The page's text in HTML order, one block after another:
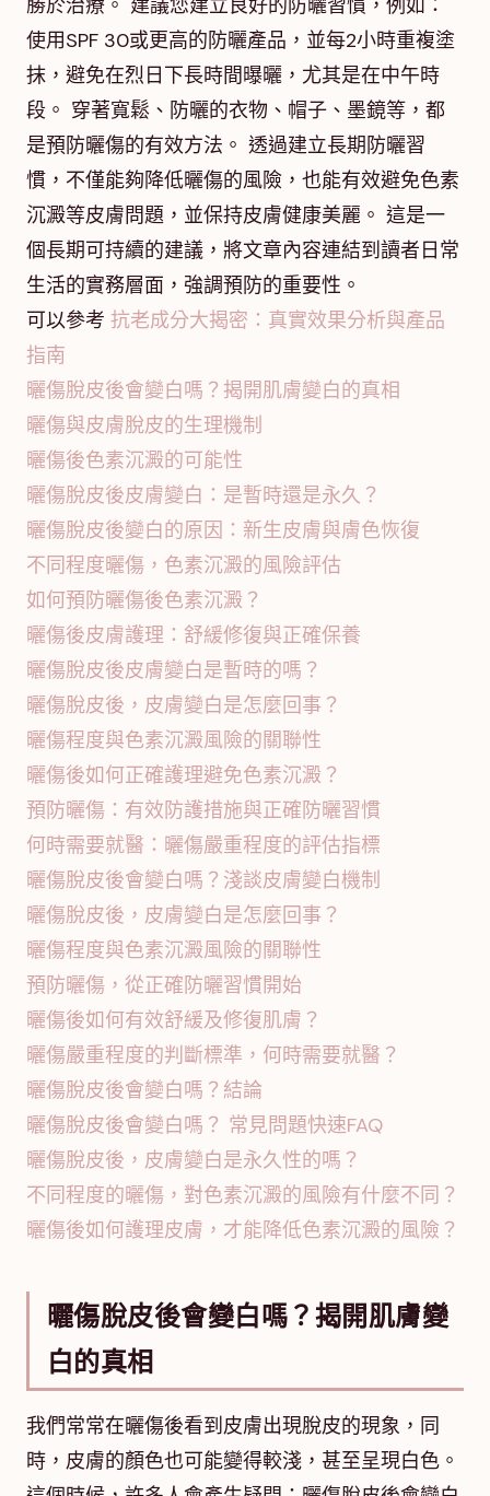
勝於治療。 建議您建立良好的防曬習慣，例如：
使用SPF 30或更高的防曬產品，並每2小時重複塗
抹，避免在烈日下長時間曝曬，尤其是在中午時
段。 穿著寬鬆、防曬的衣物、帽子、墨鏡等，都
是預防曬傷的有效方法。 透過建立長期防曬習
慣，不僅能夠降低曬傷的風險，也能有效避免色素
沉澱等皮膚問題，並保持皮膚健康美麗。 這是一
個長期可持續的建議，將文章內容連結到讀者日常
生活的實務層面，強調預防的重要性。
可以參考 抗老成分大揭密：真實效果分析與產品
指南
曬傷脫皮後會變白嗎？揭開肌膚變白的真相
曬傷與皮膚脫皮的生理機制
曬傷後色素沉澱的可能性
曬傷脫皮後皮膚變白：是暫時還是永久？
曬傷脫皮後變白的原因：新生皮膚與膚色恢復
不同程度曬傷，色素沉澱的風險評估
如何預防曬傷後色素沉澱？
曬傷後皮膚護理：舒緩修復與正確保養
曬傷脫皮後皮膚變白是暫時的嗎？
曬傷脫皮後，皮膚變白是怎麼回事？
曬傷程度與色素沉澱風險的關聯性
曬傷後如何正確護理避免色素沉澱？
預防曬傷：有效防護措施與正確防曬習慣
何時需要就醫：曬傷嚴重程度的評估指標
曬傷脫皮後會變白嗎？淺談皮膚變白機制
曬傷脫皮後，皮膚變白是怎麼回事？
曬傷程度與色素沉澱風險的關聯性
預防曬傷，從正確防曬習慣開始
曬傷後如何有效舒緩及修復肌膚？
曬傷嚴重程度的判斷標準，何時需要就醫？
曬傷脫皮後會變白嗎？結論
曬傷脫皮後會變白嗎？ 常見問題快速FAQ
曬傷脫皮後，皮膚變白是永久性的嗎？
不同程度的曬傷，對色素沉澱的風險有什麼不同？
曬傷後如何護理皮膚，才能降低色素沉澱的風險？
曬傷脫皮後會變白嗎？揭開肌膚變
白的真相
我們常常在曬傷後看到皮膚出現脫皮的現象，同
時，皮膚的顏色也可能變得較淺，甚至呈現白色。